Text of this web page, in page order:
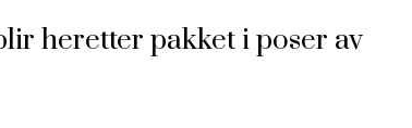
heretter pakket i poser av